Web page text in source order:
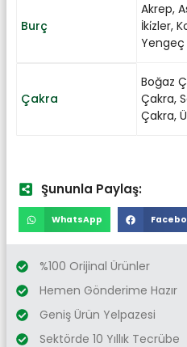
Burç
Akrep,
İki̇zler,
Yengeç
Çakra
Boğaz
Çakra,
Çakra,
Şununla Paylaş:
WhatsApp
%100 Orijinal Ürünler
Hemen Gönderime Hazır
Geniş Ürün Yelpazesi
Sektörde 10 Yıllık Tecrübe